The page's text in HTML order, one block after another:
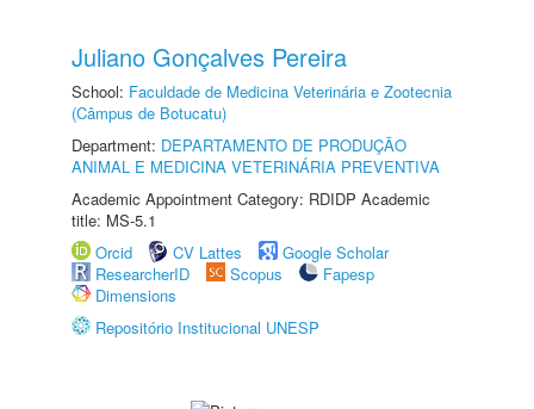
Juliano Gonçalves Pereira
School: Faculdade de Medicina Veterinária e Zootecnia
(Câmpus de Botucatu)
Department: DEPARTAMENTO DE PRODUÇÃO
ANIMAL E MEDICINA VETERINÁRIA PREVENTIVA
Academic Appointment Category: RDIDP Academic
title: MS-5.1
Orcid
CV Lattes
Google Scholar
ResearcherID
Scopus
Fapesp
Dimensions
Repositório Institucional UNESP